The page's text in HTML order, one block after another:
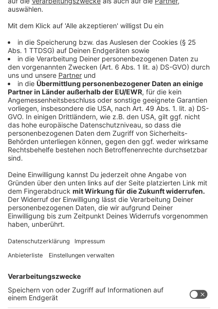
vielleicht auch schon ertappt und denkt sich: 'Okay,
reduzieren.'" Ein anderer Weg wäre, sein Smartphone
sinnvoll aufzuräumen und die Apps nur zu behalten, die
wirklich sinnvoll wären.
Anzeige
Das sagt Bundesfamilienministerin Lisa Paus
Anzeige
Die Mediennutzung soll wieder ausgewogener werden,
häufiger durch andere Dinge ersetzt werden. So sieht
das auch Lisa Paus (Bündnis 90/Die Grünen), die
Bundesfamilienministerin: "Als Bundesjugendministerin
ist es mir wichtig, dass gerade junge Menschen
selbstbestimmt im Netz sind", so Paus, die ergänzt:
"Darüber wird am Safer Internet Day in vielen Schulen,
Anzeige